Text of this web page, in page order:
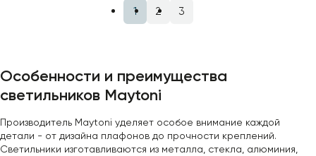
1 2 3
Особенности и преимущества
светильников Maytoni
Производитель Maytoni уделяет особое внимание каждой
детали - от дизайна плафонов до прочности креплений.
Светильники изготавливаются из металла, стекла, алюминия,